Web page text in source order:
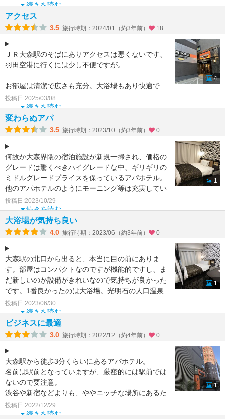
続きを読む
アクセス
3.5 旅行時期：2024/01（約3年前） 18
ＪＲ大森駅のそばにありアクセスは悪くないです、
羽田空港に行くには少し不便ですが。
お部屋は清潔で広さも充分。大浴場もあり快適で
す。一階にコンビニもありビジネスホテルとしては
満足度は高いですね。繁
続きを読む
投稿日:2025/03/08
4
変わらぬアパ
3.5 旅行時期：2023/10（約3年前） 0
何故か大森界隈の宿泊施設が新規一掃され、価格の
グレードは驚くべきハイグレードな中、ギリギリの
ミドルグレードプライスを保っているアパホテル。
他のアパホテルのようにモーニング等は充実してい
ないものの、
続きを読む
投稿日:2023/10/29
1
大浴場が気持ち良い
4.0 旅行時期：2023/06（約3年前） 0
大森駅の北口から出ると、本当に目の前にありま
す。部屋はコンパクトなのですが機能的ですし、ま
だ新しいのか設備がきれいなので気持ちが良かった
です。1番良かったのは大浴場。光明石の人口温泉
ですが、広々してい
続きを読む
投稿日:2023/06/30
1
ビジネスに最適
3.0 旅行時期：2022/12（約4年前） 0
大森駅から徒歩3分くらいにあるアパホテル。
名前は駅前となっていますが、厳密的には駅前では
ないので要注意。
渋谷や新宿などよりも、ややニッチな場所にあるた
め、価格も抑えられている印象です。
掃除
続きを読む
投稿日:2022/12/29
1